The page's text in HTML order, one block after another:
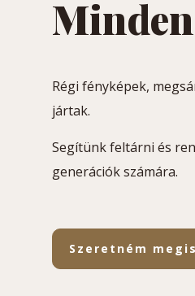
Régi fényképek,
jártak.
Segítünk feltárni és
generációk számára.
Szeretném